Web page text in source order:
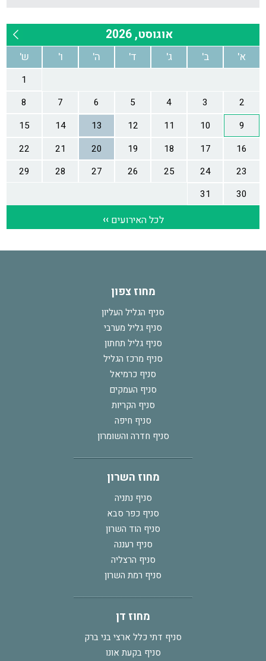
מחוז צפון
סניף הגליל העליון
סניף גליל מערבי
סניף גליל תחתון
סניף מרכז הגליל
סניף כרמיאל
סניף העמקים
סניף הקריות
סניף חיפה
סניף חדרה והשומרון
מחוז השרון
סניף נתניה
סניף כפר סבא
סניף הוד השרון
סניף רעננה
סניף הרצליה
סניף רמת השרון
מחוז דן
סניף דתי כלל ארצי בני ברק
סניף בקעת אונו